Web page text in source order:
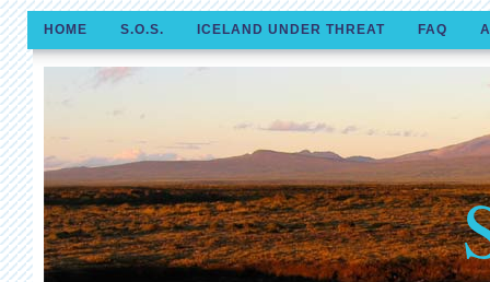
HOME S.O.S. ICELAND UNDER THREAT FAQ